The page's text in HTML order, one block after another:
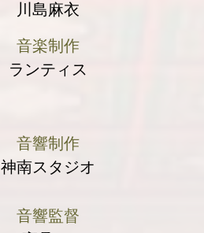
川島麻衣
音楽制作
ランティス
音響制作
神南スタジオ
音響監督